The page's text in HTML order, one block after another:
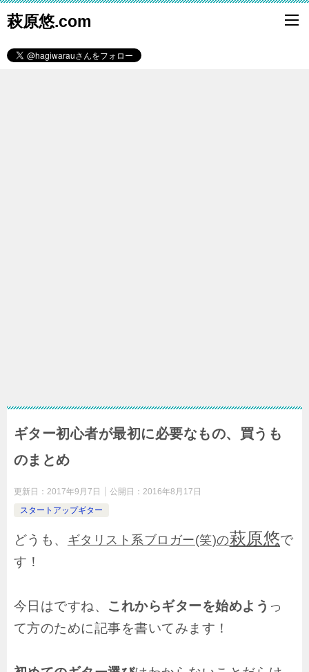
萩原悠.com
ギター初心者が最初に必要なもの、買うも
のまとめ
更新日： 2017年9月7日 公開日： 2016年8月17日
スタートアップギター
どうも、 ギタリスト系ブロガー(笑)の萩原悠で
す！
今日はですね、 これからギターを始めよう っ
て方のために記事を書いてみます！